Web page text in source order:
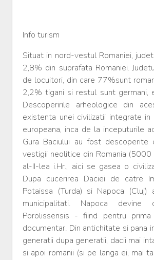
Info turism
Situat in nord-vestul Romaniei,
2,8% din suprafata Romaniei.
de locuitori, din care 77%sunt
2,2% tigani si restul sunt germani,
Descoperirile arheologice din
existenta unei civilizatii integrate
europeana, inca de la inceputurile
Gura Baciului au fost descoperite
vestigii neolitice din Romania (5000
al-II-lea i.Hr., aici se gasea o
Dupa cucerirea Daciei de catre
Potaissa (Turda) si Napoca (Cluj)
municipalitati. Napoca devine
Porolissensis - fiind pentru
documentar. Din antichitate si pana
generatii dupa generatii, dacii mai
si apoi romanii (si pe langa ei, mai